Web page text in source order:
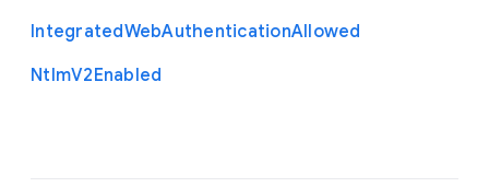
IntegratedWebAuthenticationAllowed
NtlmV2Enabled